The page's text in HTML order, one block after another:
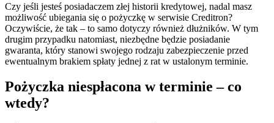
Czy jeśli jesteś posiadaczem złej historii kredytowej, nadal masz
możliwość ubiegania się o pożyczkę w serwisie Creditron?
Oczywiście, że tak – to samo dotyczy również dłużników. W tym
drugim przypadku natomiast, niezbędne będzie posiadanie
gwaranta, który stanowi swojego rodzaju zabezpieczenie przed
ewentualnym brakiem spłaty jednej z rat w ustalonym terminie.
Pożyczka niespłacona w terminie – co
wtedy?